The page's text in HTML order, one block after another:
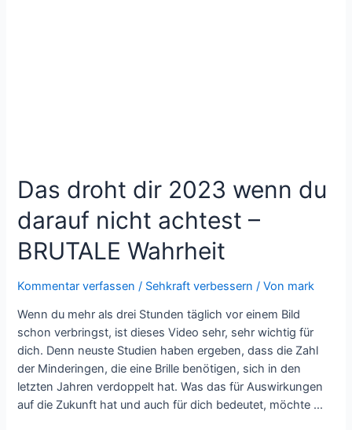
Das droht dir 2023 wenn du
darauf nicht achtest –
BRUTALE Wahrheit
Kommentar verfassen / Sehkraft verbessern / Von mark
Wenn du mehr als drei Stunden täglich vor einem Bild
schon verbringst, ist dieses Video sehr, sehr wichtig für
dich. Denn neuste Studien haben ergeben, dass die Zahl
der Minderingen, die eine Brille benötigen, sich in den
letzten Jahren verdoppelt hat. Was das für Auswirkungen
auf die Zukunft hat und auch für dich bedeutet, möchte …